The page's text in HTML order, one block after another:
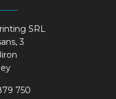
SRL
3
750